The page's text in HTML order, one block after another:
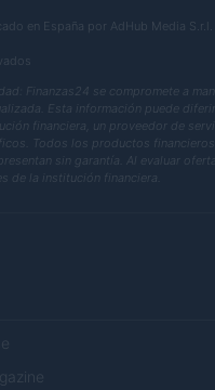
en España por AdHub Media S.r.l.
Finanzas24 se compromete a
Esta información puede
financiera, un proveedor de
Todos los productos
sin garantía. Al evaluar
de la institución financiera.